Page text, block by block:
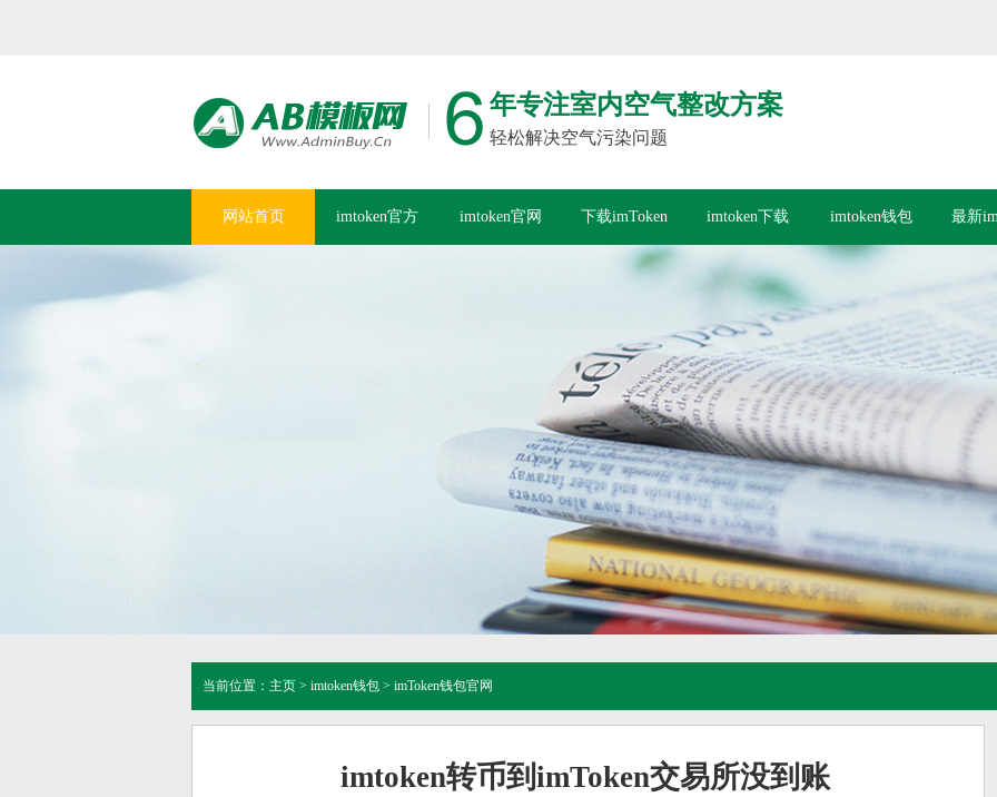
年专注室内空气整改方案
轻松解决空气污染问题
网站首页 imtoken官方 imtoken官网 下载imToken imtoken下载 imtoken钱包 最新
当前位置： 主页 > imtoken钱包 > imToken钱包官网
imtoken转币到imToken交易所没到账